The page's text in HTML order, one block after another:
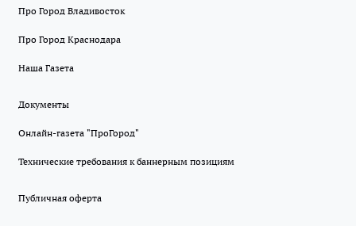
Про Город Владивосток
Про Город Краснодара
Наша Газета
Документы
Онлайн-газета "ПроГород"
Технические требования к баннерным позициям
Публичная оферта